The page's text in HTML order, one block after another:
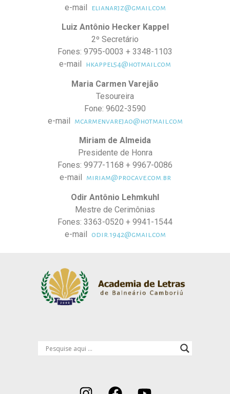
e-mail
elianarjz@gmail.com
Luiz Antônio Hecker Kappel
2º Secretário
Fones: 9795-0003 + 3348-1103
e-mail
hkappel54@hotmail.com
Maria Carmen Varejão
Tesoureira
Fone: 9602-3590
e-mail
mcarmenvarejao@hotmail.com
Miriam de Almeida
Presidente de Honra
Fones: 9977-1168 + 9967-0086
e-mail
miriam@procave.com.br
Odir Antônio Lehmkuhl
Mestre de Cerimônias
Fones: 3363-0520 + 9941-1544
e-mail
odir.1942@gmail.com